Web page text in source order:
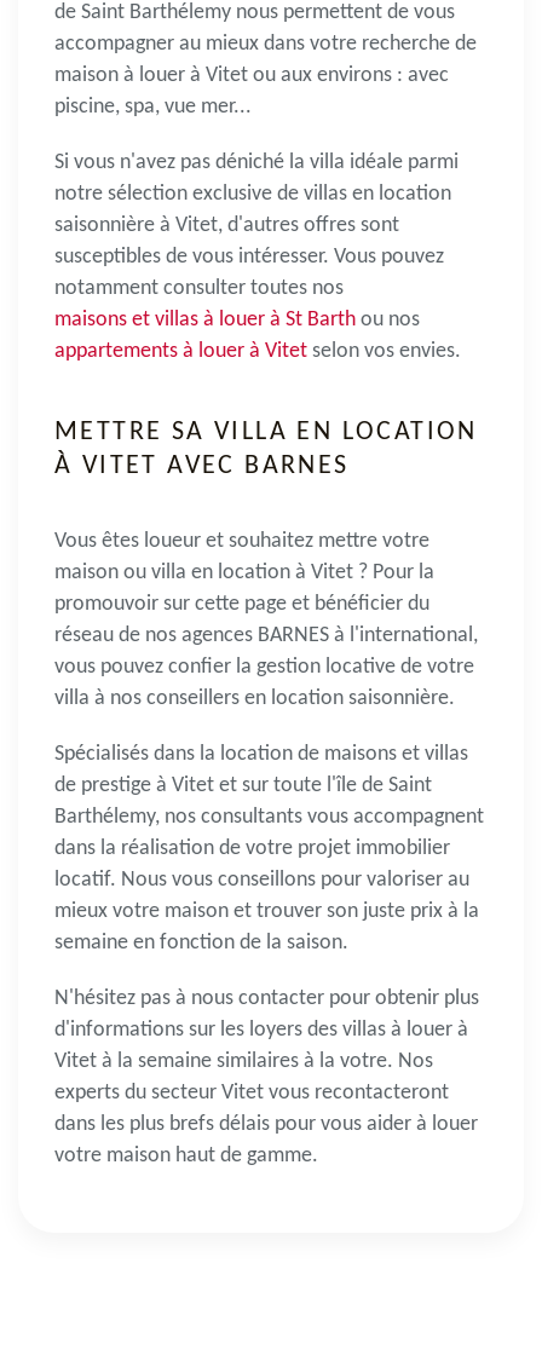
de Saint Barthélemy nous permettent de vous
accompagner au mieux dans votre recherche de
maison à louer à Vitet ou aux environs : avec
piscine, spa, vue mer...
Si vous n'avez pas déniché la villa idéale parmi
notre sélection exclusive de villas en location
saisonnière à Vitet, d'autres offres sont
susceptibles de vous intéresser. Vous pouvez
notamment consulter toutes nos
maisons et villas à louer à St Barth ou nos
appartements à louer à Vitet selon vos envies.
METTRE SA VILLA EN LOCATION
À VITET AVEC BARNES
Vous êtes loueur et souhaitez mettre votre
maison ou villa en location à Vitet ? Pour la
promouvoir sur cette page et bénéficier du
réseau de nos agences BARNES à l'international,
vous pouvez confier la gestion locative de votre
villa à nos conseillers en location saisonnière.
Spécialisés dans la location de maisons et villas
de prestige à Vitet et sur toute l'île de Saint
Barthélemy, nos consultants vous accompagnent
dans la réalisation de votre projet immobilier
locatif. Nous vous conseillons pour valoriser au
mieux votre maison et trouver son juste prix à la
semaine en fonction de la saison.
N'hésitez pas à nous contacter pour obtenir plus
d'informations sur les loyers des villas à louer à
Vitet à la semaine similaires à la votre. Nos
experts du secteur Vitet vous recontacteront
dans les plus brefs délais pour vous aider à louer
votre maison haut de gamme.